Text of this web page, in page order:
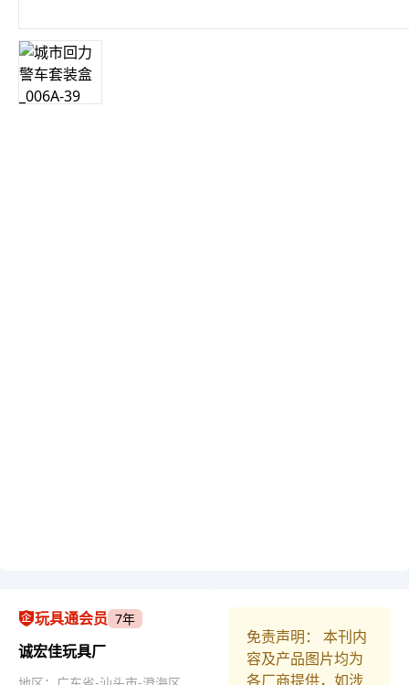
玩具通会员 7年
诚宏佳玩具厂
免责声明： 本刊内
容及产品图片均为
各厂商提供，如涉